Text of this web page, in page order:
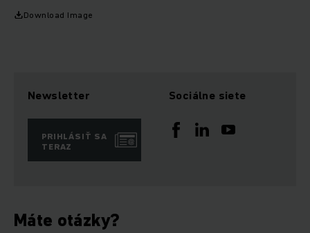
Download Image
Newsletter
PRIHLÁSIŤ SA
TERAZ
Sociálne siete
Máte otázky?